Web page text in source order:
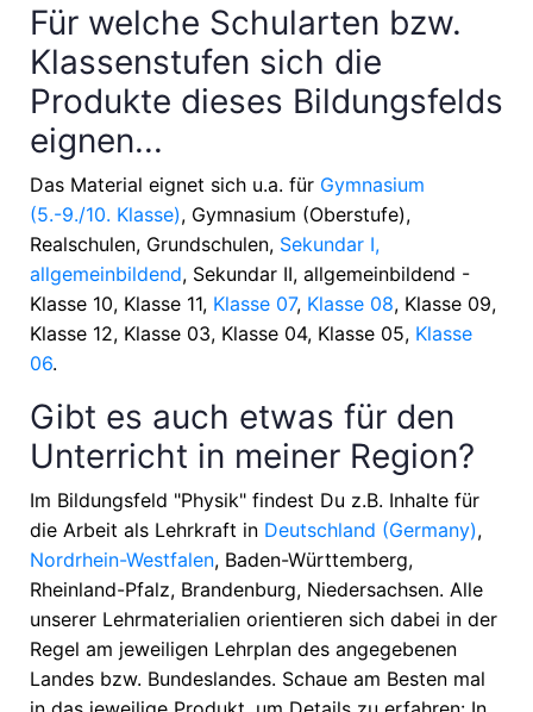
Für welche Schularten bzw.
Klassenstufen sich die
Produkte dieses Bildungsfelds
eignen...
Das Material eignet sich u.a. für Gymnasium
(5.-9./10. Klasse), Gymnasium (Oberstufe),
Realschulen, Grundschulen, Sekundar I,
allgemeinbildend, Sekundar II, allgemeinbildend -
Klasse 10, Klasse 11, Klasse 07, Klasse 08, Klasse 09,
Klasse 12, Klasse 03, Klasse 04, Klasse 05, Klasse
06.
Gibt es auch etwas für den
Unterricht in meiner Region?
Im Bildungsfeld "Physik" findest Du z.B. Inhalte für
die Arbeit als Lehrkraft in Deutschland (Germany),
Nordrhein-Westfalen, Baden-Württemberg,
Rheinland-Pfalz, Brandenburg, Niedersachsen. Alle
unserer Lehrmaterialien orientieren sich dabei in der
Regel am jeweiligen Lehrplan des angegebenen
Landes bzw. Bundeslandes. Schaue am Besten mal